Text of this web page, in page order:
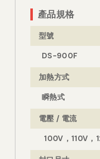
產品規格
型號
DS-900F
加熱方式
瞬熱式
電壓 / 電流
100V，110V